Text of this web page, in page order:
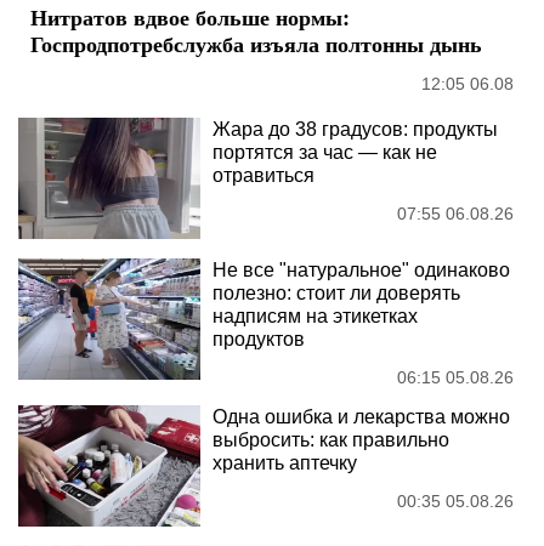
Нитратов вдвое больше нормы:
Госпродпотребслужба изъяла полтонны дынь
12:05 06.08
Жара до 38 градусов: продукты
портятся за час — как не
отравиться
07:55 06.08.26
Не все "натуральное" одинаково
полезно: стоит ли доверять
надписям на этикетках
продуктов
06:15 05.08.26
Одна ошибка и лекарства можно
выбросить: как правильно
хранить аптечку
00:35 05.08.26